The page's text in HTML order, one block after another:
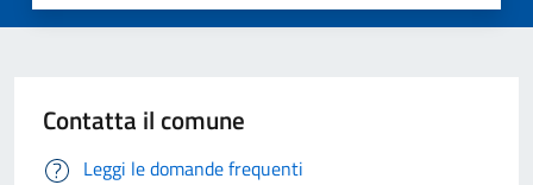
Contatta il comune
Leggi le domande frequenti